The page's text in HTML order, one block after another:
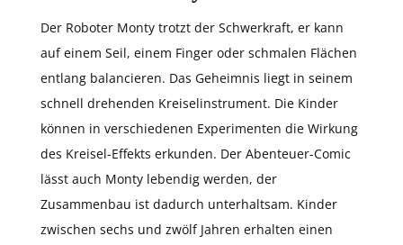
Der Roboter Monty trotzt der Schwerkraft, er kann
auf einem Seil, einem Finger oder schmalen Flächen
entlang balancieren. Das Geheimnis liegt in seinem
schnell drehenden Kreiselinstrument. Die Kinder
können in verschiedenen Experimenten die Wirkung
des Kreisel-Effekts erkunden. Der Abenteuer-Comic
lässt auch Monty lebendig werden, der
Zusammenbau ist dadurch unterhaltsam. Kinder
zwischen sechs und zwölf Jahren erhalten einen